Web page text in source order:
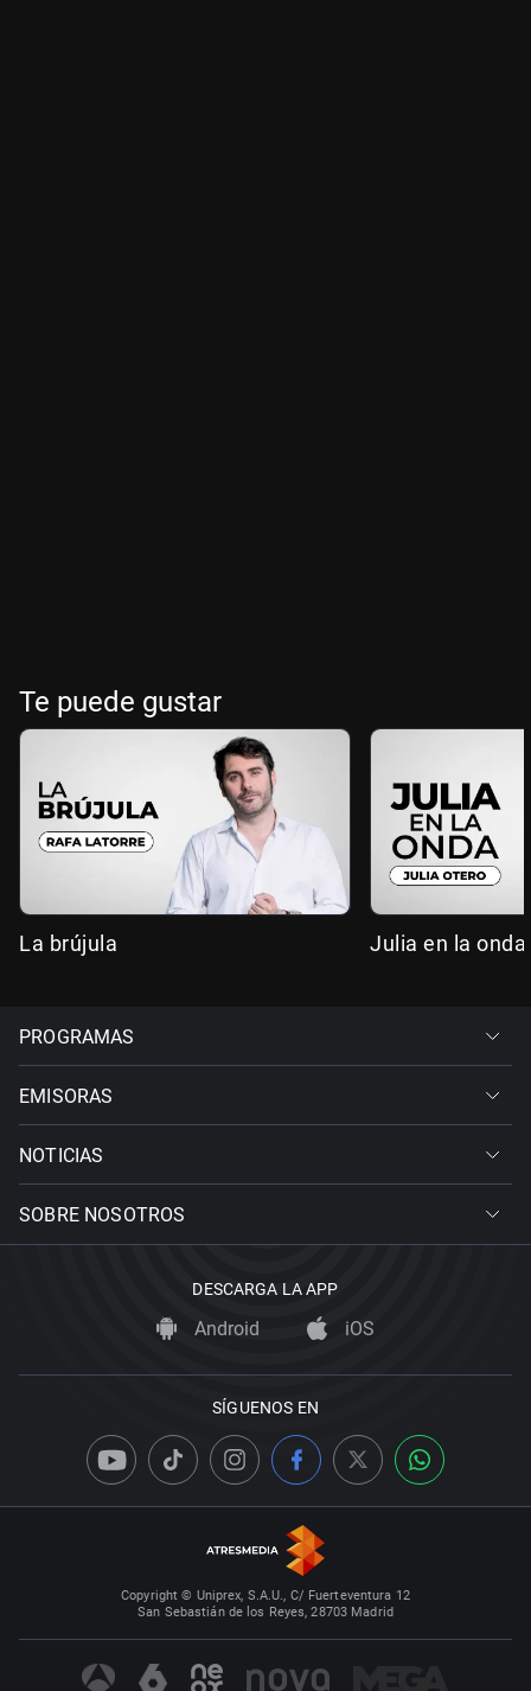
Te puede gustar
La brújula Julia en la onda
PROGRAMAS
EMISORAS
NOTICIAS
SOBRE NOSOTROS
DESCARGA LA APP
Android iOS
SÍGUENOS EN
Copyright © Uniprex, S.A.U., C/ Fuerteventura 12
San Sebastián de los Reyes, 28703 Madrid